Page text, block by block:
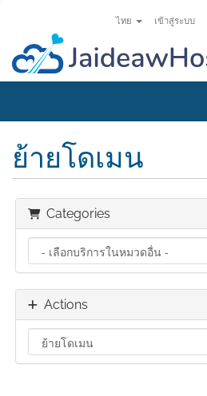
ไทย เข้าสู่ระบบ
ย้ายโดเมน
Categories
Actions